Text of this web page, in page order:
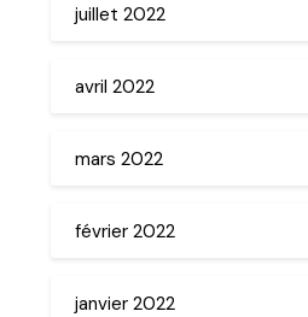
juillet 2022
avril 2022
mars 2022
février 2022
janvier 2022